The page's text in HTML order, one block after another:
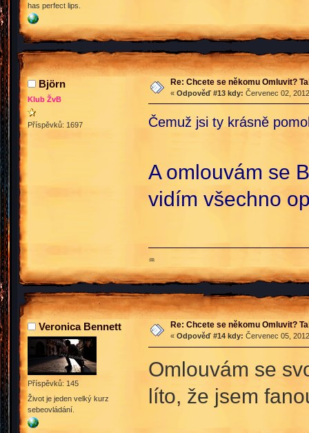
has perfect lips.
Björn
Klub ŽvB
Příspěvků: 1697
Re: Chcete se někomu Omluvit?
« Odpověď #13 kdy: Červenec 02,
Čemuž jsi ty krásně
A omlouvám se
vidím všechno
♒
Veronica Bennett
Příspěvků: 145
Život je jeden velký kurz
sebeovládání.
Re: Chcete se někomu Omluvit?
« Odpověď #14 kdy: Červenec 05,
Omlouvám se
líto, že jsem